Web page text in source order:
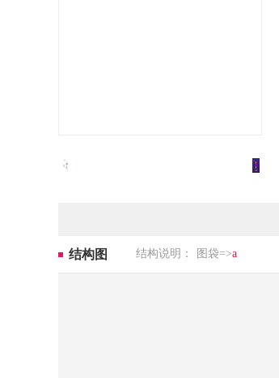
结构图 结构说明： 图袋=>a